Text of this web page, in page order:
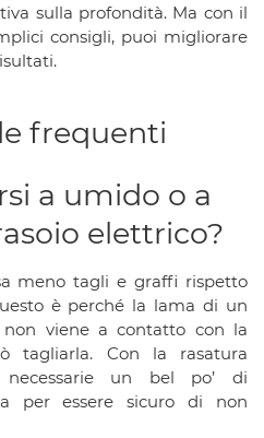
sulla profondità. Ma con il
consigli, puoi migliorare
frequenti
a umido o a
elettrico?
meno tagli e graffi rispetto
è perché la lama di un
viene a contatto con la
tagliarla. Con la rasatura
necessarie un bel po’ di
per essere sicuro di non